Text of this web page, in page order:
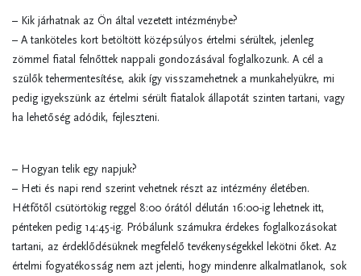
– Kik járhatnak az Ön által vezetett intézménybe?
– A tanköteles kort betöltött középsúlyos értelmi sérültek, jelenleg
zömmel fiatal felnőttek nappali gondozásával foglalkozunk. A cél a
szülők tehermentesítése, akik így visszamehetnek a munkahelyükre, mi
pedig igyekszünk az értelmi sérült fiatalok állapotát szinten tartani, vagy
ha lehetőség adódik, fejleszteni.
– Hogyan telik egy napjuk?
– Heti és napi rend szerint vehetnek részt az intézmény életében.
Hétfőtől csütörtökig reggel 8:00 órától délután 16:00-ig lehetnek itt,
pénteken pedig 14:45-ig. Próbálunk számukra érdekes foglalkozásokat
tartani, az érdeklődésüknek megfelelő tevékenységekkel lekötni őket. Az
értelmi fogyatékosság nem azt jelenti, hogy mindenre alkalmatlanok, sok